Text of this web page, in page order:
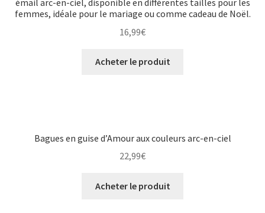
femmes, idéale pour le mariage ou comme cadeau de Noël.
16,99€
Acheter le produit
Bagues en guise d’Amour aux couleurs arc-en-ciel
22,99€
Acheter le produit